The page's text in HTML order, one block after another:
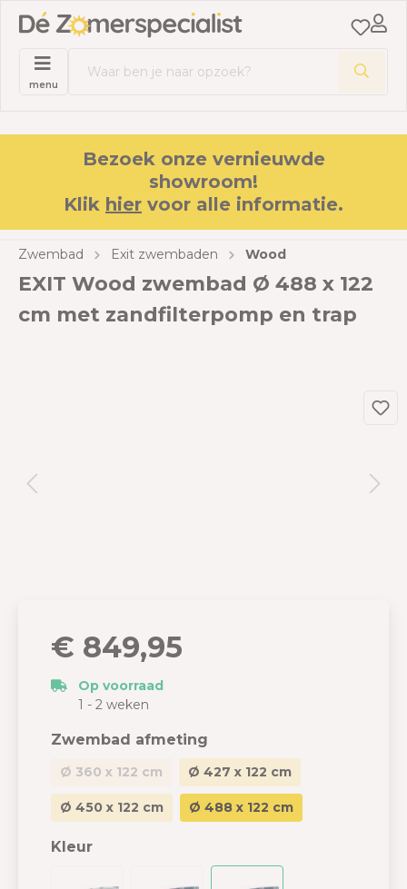
menu
Bezoek onze vernieuwde
showroom!
Klik hier voor alle informatie.
Zwembad Exit zwembaden Wood
EXIT Wood zwembad Ø 488 x 122
cm met zandfilterpomp en trap
€ 849,95
Op voorraad
1 - 2 weken
Zwembad afmeting
Ø 360 x 122 cm Ø 427 x 122 cm
Ø 450 x 122 cm Ø 488 x 122 cm
Kleur